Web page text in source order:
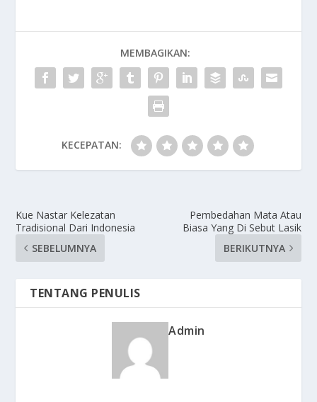
MEMBAGIKAN:
KECEPATAN:
Kue Nastar Kelezatan
Tradisional Dari Indonesia
SEBELUMNYA
Pembedahan Mata Atau
Biasa Yang Di Sebut Lasik
BERIKUTNYA
TENTANG PENULIS
Admin